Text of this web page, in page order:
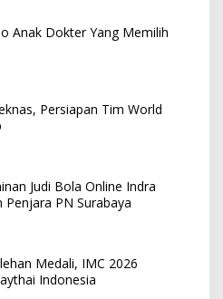
Anak Dokter Yang Memilih
Persiapan Tim World
Judi Bola Online Indra
PN Surabaya
Medali, IMC 2026
Indonesia